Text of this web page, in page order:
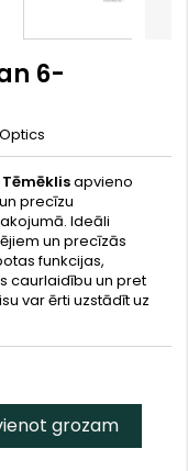
6-
apvieno
precīzu
Ideāli
un precīzās
funkcijas,
caurlaidību un pret
var ērti uzstādīt uz
grozam